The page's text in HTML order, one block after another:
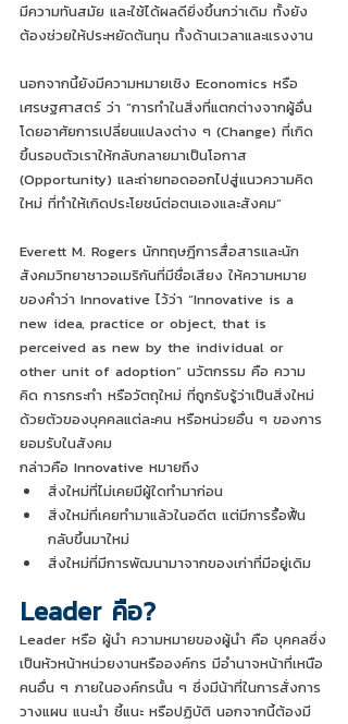
มีความทันสมัย และใช้ได้ผลดียิ่งขึ้นกว่าเดิม ทั้งยัง
ต้องช่วยให้ประหยัดต้นทุน ทั้งด้านเวลาและแรงงาน
นอกจากนี้ยังมีความหมายเชิง Economics หรือ
เศรษฐศาสตร์ ว่า “การทำในสิ่งที่แตกต่างจากผู้อื่น
โดยอาศัยการเปลี่ยนแปลงต่าง ๆ (Change) ที่เกิด
ขึ้นรอบตัวเราให้กลับกลายมาเป็นโอกาส
(Opportunity) และถ่ายทอดออกไปสู่แนวความคิด
ใหม่ ที่ทำให้เกิดประโยชน์ต่อตนเองและสังคม”
Everett M. Rogers นักทฤษฎีการสื่อสารและนัก
สังคมวิทยาชาวอเมริกันที่มีชื่อเสียง ให้ความหมาย
ของคำว่า Innovative ไว้ว่า “Innovative is a
new idea, practice or object, that is
perceived as new by the individual or
other unit of adoption” นวัตกรรม คือ ความ
คิด การกระทำ หรือวัตถุใหม่ ที่ถูกรับรู้ว่าเป็นสิ่งใหม่
ด้วยตัวของบุคคลแต่ละคน หรือหน่วยอื่น ๆ ของการ
ยอมรับในสังคม
กล่าวคือ Innovative หมายถึง
สิ่งใหม่ที่ไม่เคยมีผู้ใดทำมาก่อน
สิ่งใหม่ที่เคยทำมาแล้วในอดีต แต่มีการรื้อฟื้น
กลับขึ้นมาใหม่
สิ่งใหม่ที่มีการพัฒนามาจากของเก่าที่มีอยู่เดิม
Leader คือ?
Leader หรือ ผู้นำ ความหมายของผู้นำ คือ บุคคลซึ่ง
เป็นหัวหน้าหน่วยงานหรือองค์กร มีอำนาจหน้าที่เหนือ
คนอื่น ๆ ภายในองค์กรนั้น ๆ ซึ่งมีน้าที่ในการสั่งการ
วางแผน แนะนำ ชี้แนะ หรือปฏิบัติ นอกจากนี้ต้องมี